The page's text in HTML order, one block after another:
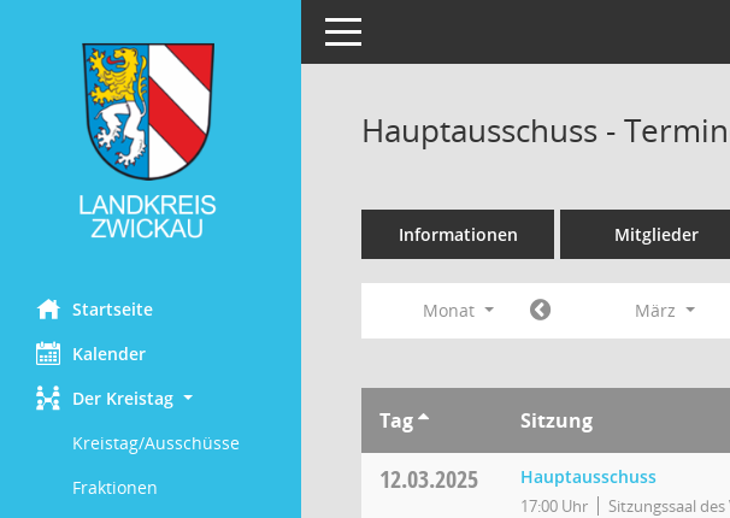
Startseite
Kalender
Der Kreistag
Kreistag/Ausschüsse
Fraktionen
Toggle navigation
Hauptausschuss -
Informationen Mitglieder
Monat März
Tag Sitzung
12.03.2025 Hauptausschuss
17:00 Uhr Sitzungssaal